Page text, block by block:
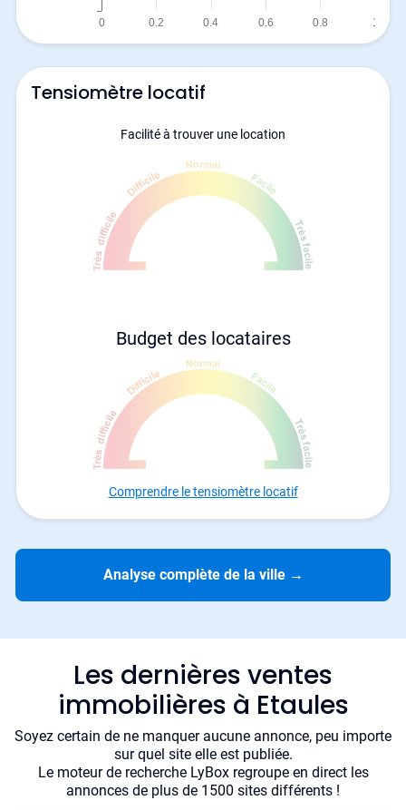
Tensiomètre locatif
Facilité à trouver une location
Budget des locataires
Comprendre le tensiomètre locatif
Analyse complète de la ville →
Les dernières ventes
immobilières à Etaules
Soyez certain de ne manquer aucune annonce, peu importe
sur quel site elle est publiée.
Le moteur de recherche LyBox regroupe en direct les
annonces de plus de 1500 sites différents !